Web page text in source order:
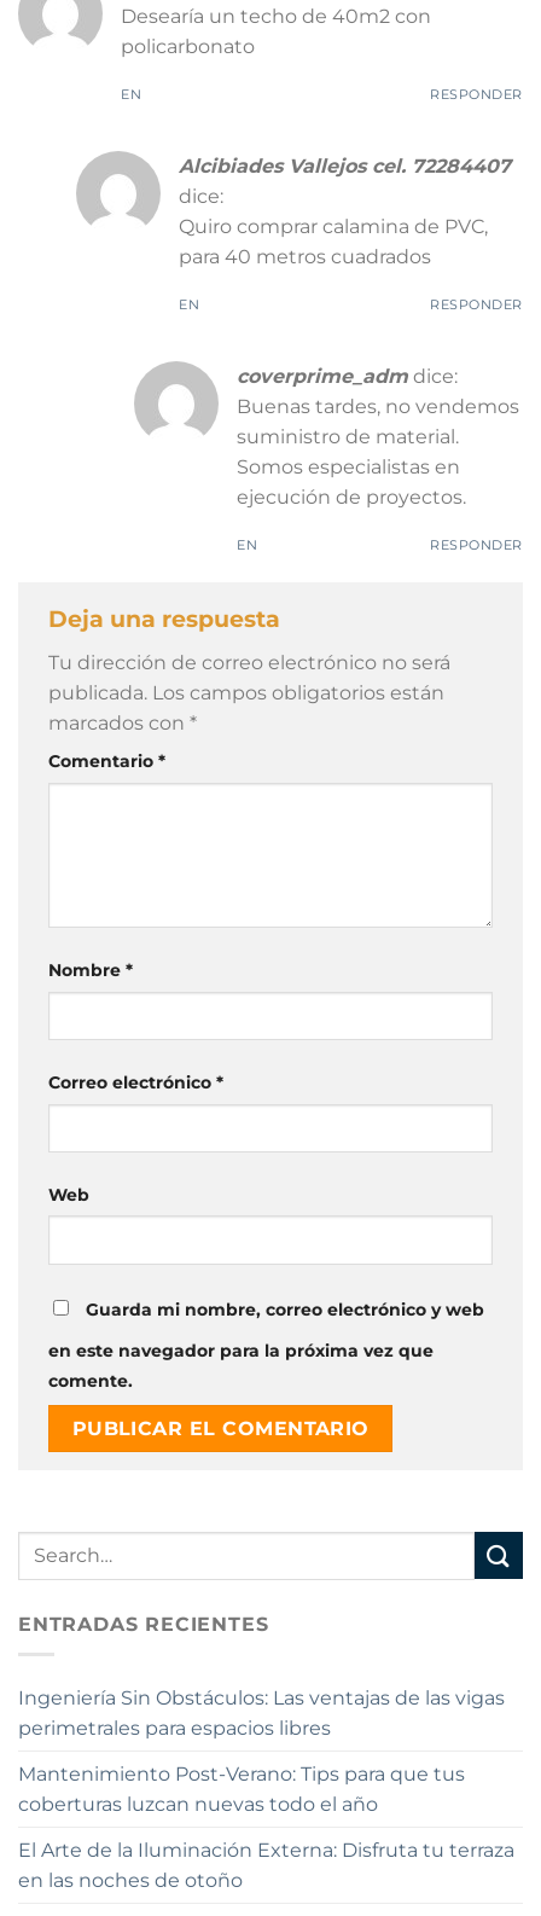
Desearía un techo de 40m2 con
policarbonato
EN RESPONDER
Alcibiades Vallejos cel. 72284407
dice:
Quiro comprar calamina de PVC,
para 40 metros cuadrados
EN RESPONDER
coverprime_adm dice:
Buenas tardes, no vendemos
suministro de material.
Somos especialistas en
ejecución de proyectos.
EN RESPONDER
Deja una respuesta
Tu dirección de correo electrónico no será
publicada. Los campos obligatorios están
marcados con *
Comentario *
Nombre *
Correo electrónico *
Web
Guarda mi nombre, correo electrónico y web
en este navegador para la próxima vez que
comente.
ENTRADAS RECIENTES
Ingeniería Sin Obstáculos: Las ventajas de las vigas
perimetrales para espacios libres
Mantenimiento Post-Verano: Tips para que tus
coberturas luzcan nuevas todo el año
El Arte de la Iluminación Externa: Disfruta tu terraza
en las noches de otoño